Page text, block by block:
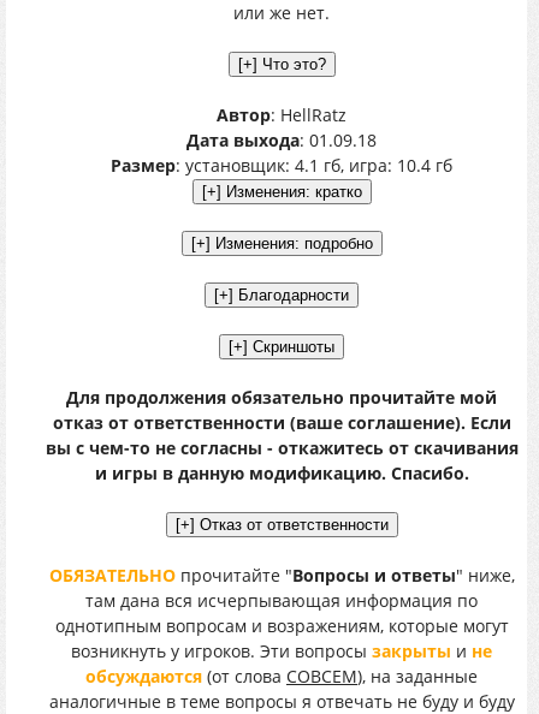
или же нет.
Автор: HellRatz
Дата выхода: 01.09.18
Размер: установщик: 4.1 гб, игра: 10.4 гб
Для продолжения обязательно прочитайте мой
отказ от ответственности (ваше соглашение). Если
вы с чем-то не согласны - откажитесь от скачивания
и игры в данную модификацию. Спасибо.
ОБЯЗАТЕЛЬНОпрочитайте "Вопросы и ответы" ниже,
там дана вся исчерпывающая информация по
однотипным вопросам и возражениям, которые могут
возникнуть у игроков. Эти вопросы закрыты и не
обсуждаются (от слова СОВСЕМ), на заданные
аналогичные в теме вопросы я отвечать не буду и буду